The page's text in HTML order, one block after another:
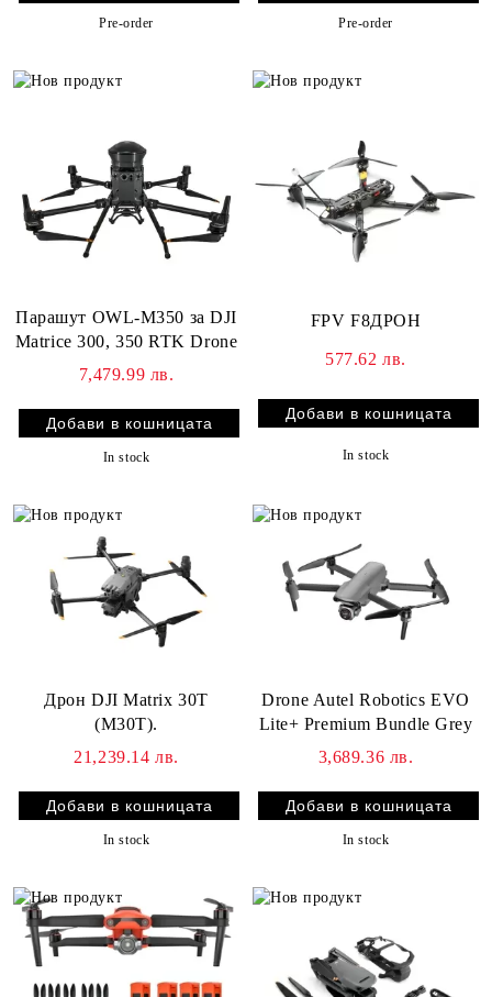
Pre-order Pre-order
Парашут OWL-M350 за DJI
Matrice 300, 350 RTK Drone
7,479.99 лв.
In stock
FPV F8ДРОН
577.62 лв.
In stock
Дрон DJI Matrix 30T
(M30T).
21,239.14 лв.
In stock
Drone Autel Robotics EVO
Lite+ Premium Bundle Grey
3,689.36 лв.
In stock